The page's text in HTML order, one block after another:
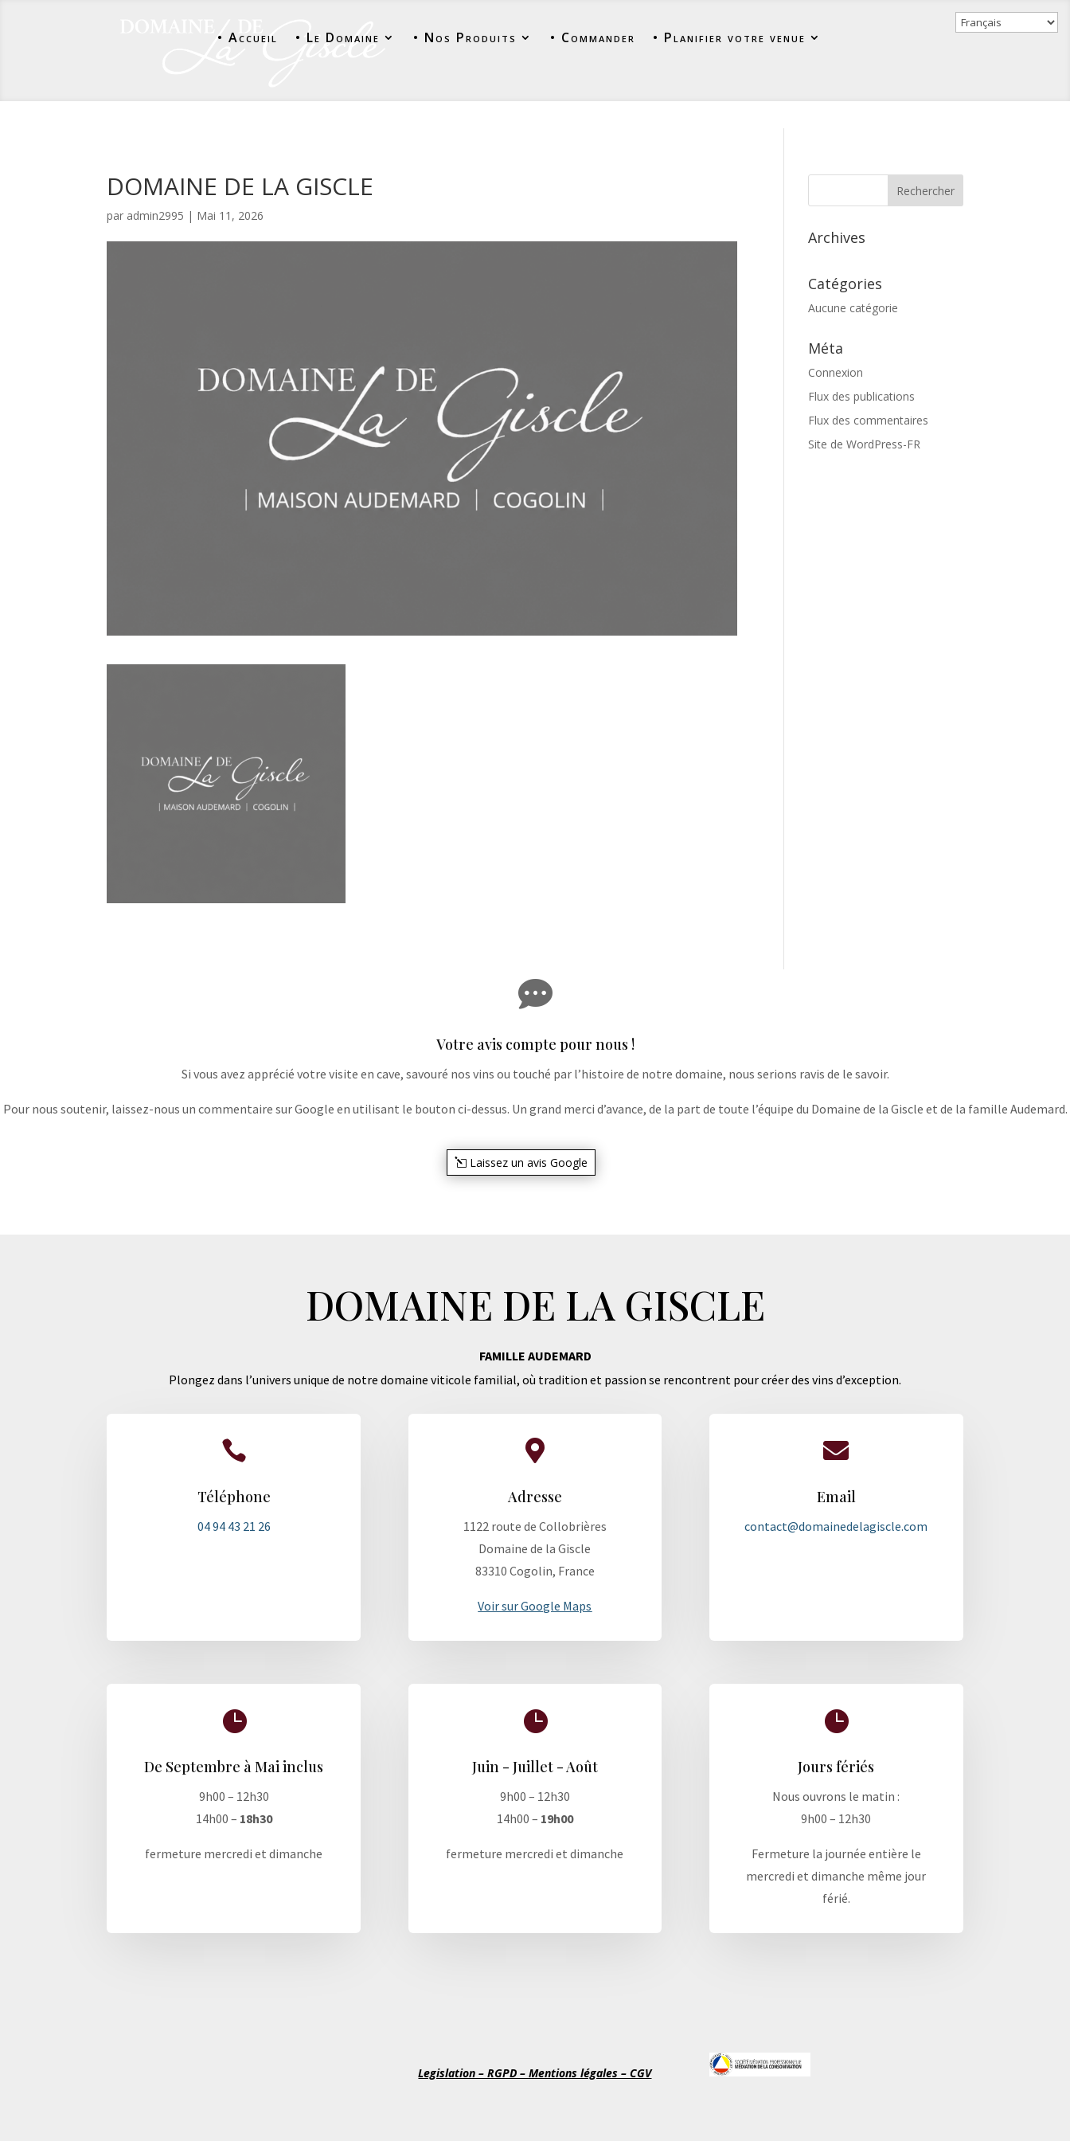
• Accueil • Le Domaine • Nos Produits • Commander • Planifier votre venue
DOMAINE DE LA GISCLE
par admin2995 | Mai 11, 2026
Archives
Catégories
Aucune catégorie
Méta
Connexion
Flux des publications
Flux des commentaires
Site de WordPress-FR

Votre avis compte pour nous !
Si vous avez apprécié votre visite en cave, savouré nos vins ou touché par l’histoire de notre domaine, nous serions ravis de le savoir.
Pour nous soutenir, laissez-nous un commentaire sur Google en utilisant le bouton ci-dessus. Un grand merci d’avance, de la part de toute l’équipe du Domaine de la Giscle et de la famille Audemard.
Laissez un avis Google
DOMAINE DE LA GISCLE
FAMILLE AUDEMARD
Plongez dans l’univers unique de notre domaine viticole familial, où tradition et passion se rencontrent pour créer des vins d’exception.

Téléphone
04 94 43 21 26

Adresse
1122 route de Collobrières
Domaine de la Giscle
83310 Cogolin, France
Voir sur Google Maps

Email
contact@domainedelagiscle.com

De Septembre à Mai inclus
9h00 – 12h30
14h00 – 18h30
fermeture mercredi et dimanche

Juin - Juillet - Août
9h00 – 12h30
14h00 – 19h00
fermeture mercredi et dimanche

Jours fériés
Nous ouvrons le matin :
9h00 – 12h30
Fermeture la journée entière le
mercredi et dimanche même jour
férié.
Legislation – RGPD – Mentions légales – CGV